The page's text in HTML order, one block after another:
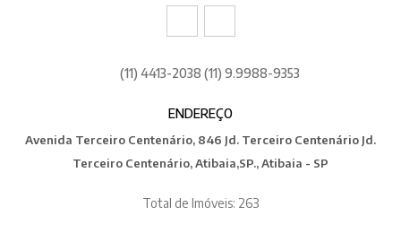
(11) 4413-2038 (11) 9.9988-9353
ENDEREÇO
Avenida Terceiro Centenário, 846 Jd. Terceiro Centenário Jd.
Terceiro Centenário, Atibaia,SP., Atibaia - SP
Total de Imóveis: 263